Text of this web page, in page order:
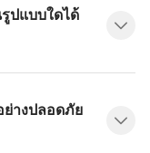
ปแบบใดได้
างปลอดภัย